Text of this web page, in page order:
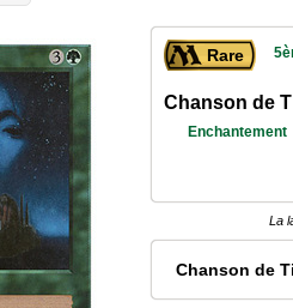
Rare
Chanson de
Enchantement
La
Chanson de